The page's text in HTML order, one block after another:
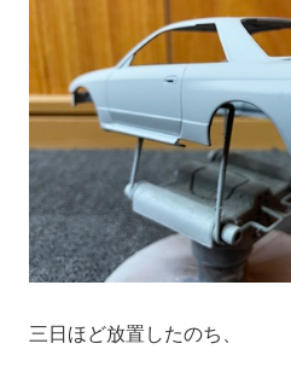
三日ほど放置したのち、